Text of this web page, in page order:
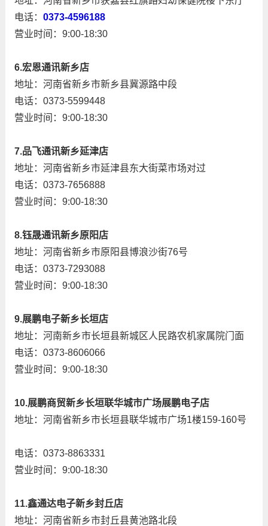
电话： 0373-4596188
营业时间：9:00-18:30
6.宏恩通讯新乡店
地址：河南省新乡市新乡县冀源路中段
电话：0373-5599448
营业时间：9:00-18:30
7.品飞通讯新乡延津店
地址：河南省新乡市延津县东大街菜市场对过
电话：0373-7656888
营业时间：9:00-18:30
8.钰晟通讯新乡原阳店
地址：河南省新乡市原阳县博浪沙街76号
电话：0373-7293088
营业时间：9:00-18:30
9.展鹏电子新乡长垣店
地址：河南新乡市长垣县新城区人民路农机家属院门面
电话：0373-8606066
营业时间：9:00-18:30
10.展鹏商贸新乡长垣联华城市广场展鹏电子店
地址：河南省新乡市长垣县联华城市广场1楼159-160号
电话：0373-8863331
营业时间：9:00-18:30
11.鑫通达电子新乡封丘店
地址：河南省新乡市封丘县黄池路北段